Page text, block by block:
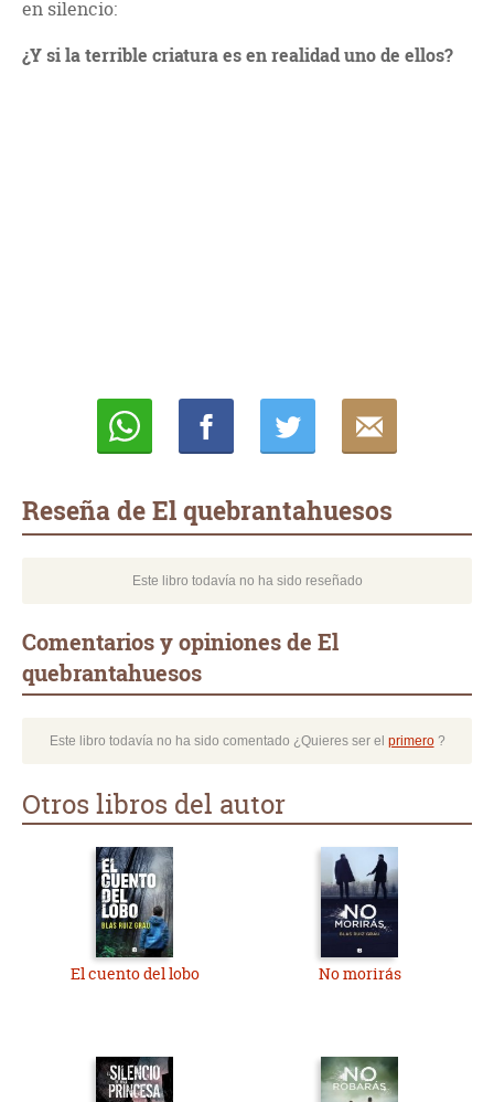
en silencio:
¿Y si la terrible criatura es en realidad uno de ellos?
Reseña de El quebrantahuesos
Este libro todavía no ha sido reseñado
Comentarios y opiniones de El
quebrantahuesos
Este libro todavía no ha sido comentado ¿Quieres ser el primero?
Otros libros del autor
El cuento del lobo No morirás